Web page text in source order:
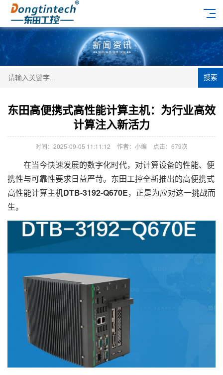
搜索
东田高便携式高性能计算主机：为行业高效
计算注入新活力
时间：2025-09-05 11:11:12 作者：小编 点击： 679次
在当今快速发展的数字化时代，对计算设备的性能、便
携性与可靠性要求日益严苛。东田工控全新推出的高便携式
高性能计算主机DTB-3192-Q670E，正是为应对这一挑战而
生。